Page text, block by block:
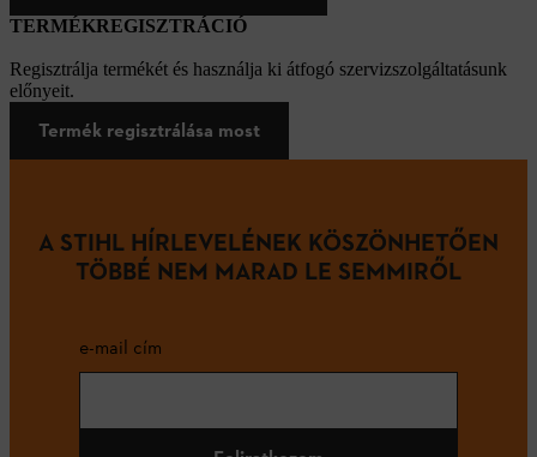
TERMÉKREGISZTRÁCIÓ
Regisztrálja termékét és használja ki átfogó szervizszolgáltatásunk
előnyeit.
Termék regisztrálása most
A STIHL HÍRLEVELÉNEK KÖSZÖNHETŐEN
TÖBBÉ NEM MARAD LE SEMMIRŐL
e-mail cím